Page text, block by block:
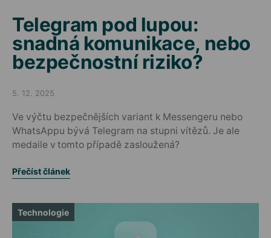
Telegram pod lupou:
snadná komunikace, nebo
bezpečnostní riziko?
Posted on
5. 12. 2025
Ve výčtu bezpečnějších variant k Messengeru nebo
WhatsAppu bývá Telegram na stupni vítězů. Je ale
medaile v tomto případě zasloužená?
Přečíst článek
Technologie